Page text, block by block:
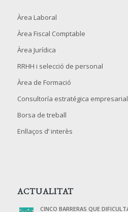
Àrea Laboral
Àrea Fiscal Comptable
Àrea Jurídica
RRHH i selecció de personal
Àrea de Formació
Consultoría estratégica empresarial
Borsa de treball
Enllaços d’ interès
ACTUALITAT
CINCO BARRERAS QUE